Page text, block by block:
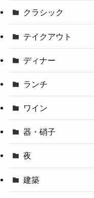
クラシック
テイクアウト
ディナー
ランチ
ワイン
器・硝子
夜
建築